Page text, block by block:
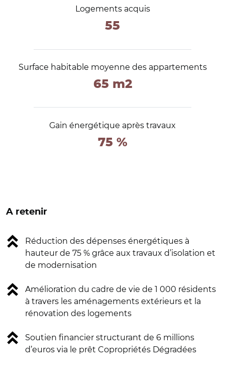
Logements acquis
55
Surface habitable moyenne des appartements
65 m2
Gain énergétique après travaux
75 %
A retenir
Réduction des dépenses énergétiques à
hauteur de 75 % grâce aux travaux d’isolation et
de modernisation
Amélioration du cadre de vie de 1 000 résidents
à travers les aménagements extérieurs et la
rénovation des logements
Soutien financier structurant de 6 millions
d’euros via le prêt Copropriétés Dégradées